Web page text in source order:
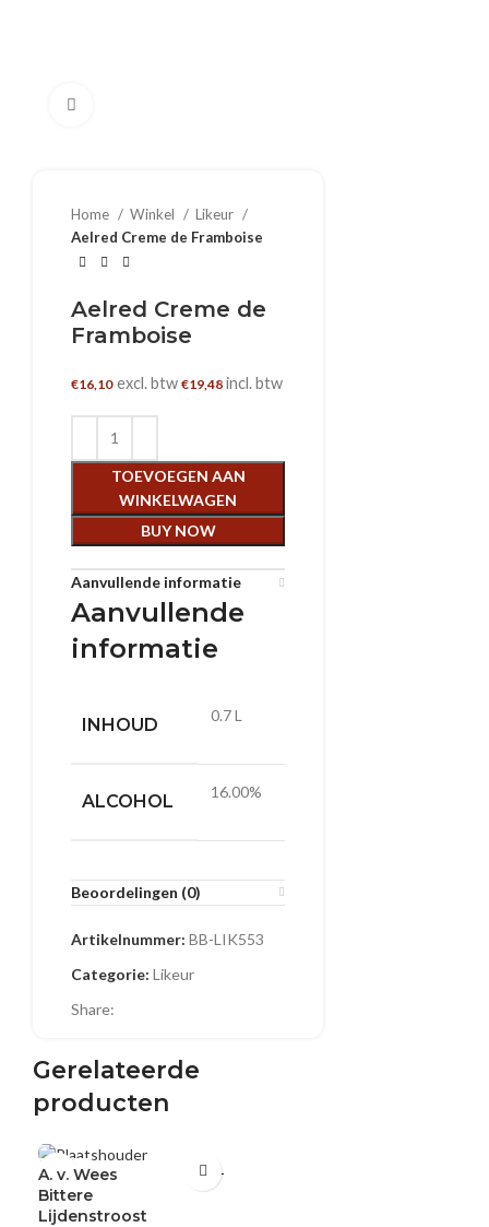
Home Winkel
Likeur
Aelred Creme de Framboise
Aelred Creme de
Framboise
€16,10 excl. btw €19,48 incl. btw
TOEVOEGEN AAN
WINKELWAGEN
BUY NOW
Aanvullende informatie
Aanvullende
informatie
INHOUD 0.7 L
ALCOHOL 16.00%
Beoordelingen (0)
Artikelnummer: BB-LIK553
Categorie: Likeur
Share:
Gerelateerde
producten
0.35 L
A. v. Wees
Bittere
Lijdenstroost
0.35 L